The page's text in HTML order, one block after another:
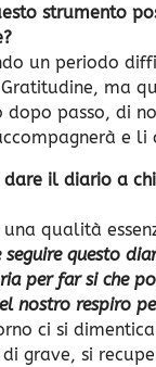
strumento
un periodo
ma
dopo passo, di
e
il diario a
una qualità
seguire questo
per far si che
nostro respiro
ci si
grave, si